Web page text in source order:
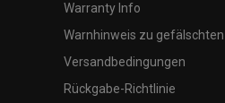
Warranty Info
Warnhinweis zu
Versandbedingungen
Rückgabe-Richtlinie